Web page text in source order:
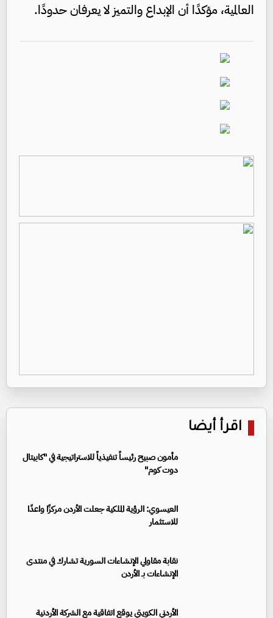
العالمية، مؤكدًا أن الإبداع والتميز لا يعرفان حدودًا.
اقرأ أيضا
مأمون صبيح رئيساً تنفيذياً للاستراتيجية في "كابيتال
دوت كوم"
العيسوي: الرؤية الملكية جعلت الأردن مركزًا واعدًا
للاستثمار
نقابة مقاولي الإنشاءات السورية تشارك في منتدى
الإنشاءات بـ الأردن
الأردني الكويتي يوقع اتفاقية مع الشركة الأردنية